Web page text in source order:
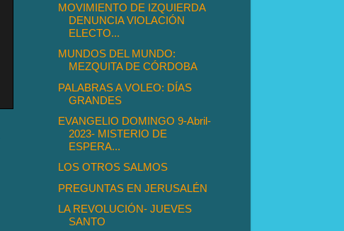
MOVIMIENTO DE IZQUIERDA
DENUNCIA VIOLACIÓN
ELECTO...
MUNDOS DEL MUNDO:
MEZQUITA DE CÓRDOBA
PALABRAS A VOLEO: DÍAS
GRANDES
EVANGELIO DOMINGO 9-Abril-
2023- MISTERIO DE
ESPERA...
LOS OTROS SALMOS
PREGUNTAS EN JERUSALÉN
LA REVOLUCIÓN- JUEVES
SANTO